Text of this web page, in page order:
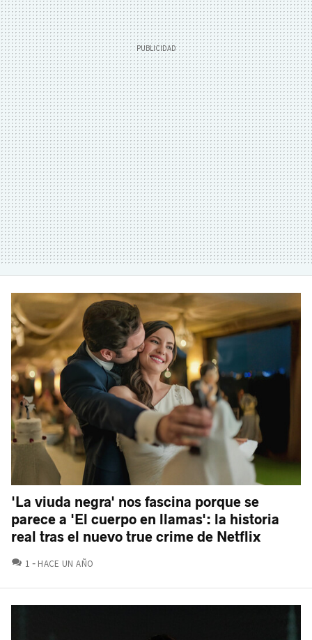
'La viuda negra' nos fascina porque se
parece a 'El cuerpo en llamas': la historia
real tras el nuevo true crime de Netflix
1 COMENTARIOS
HACE UN AÑO